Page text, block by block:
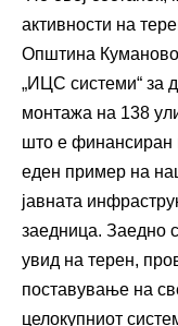
активности на
Општина
„ИЦС системи“ за
монтажа на 138
што е финансиран
еден пример на
јавната
заедница. Заедно
увид на терен,
поставување на
целокупниот